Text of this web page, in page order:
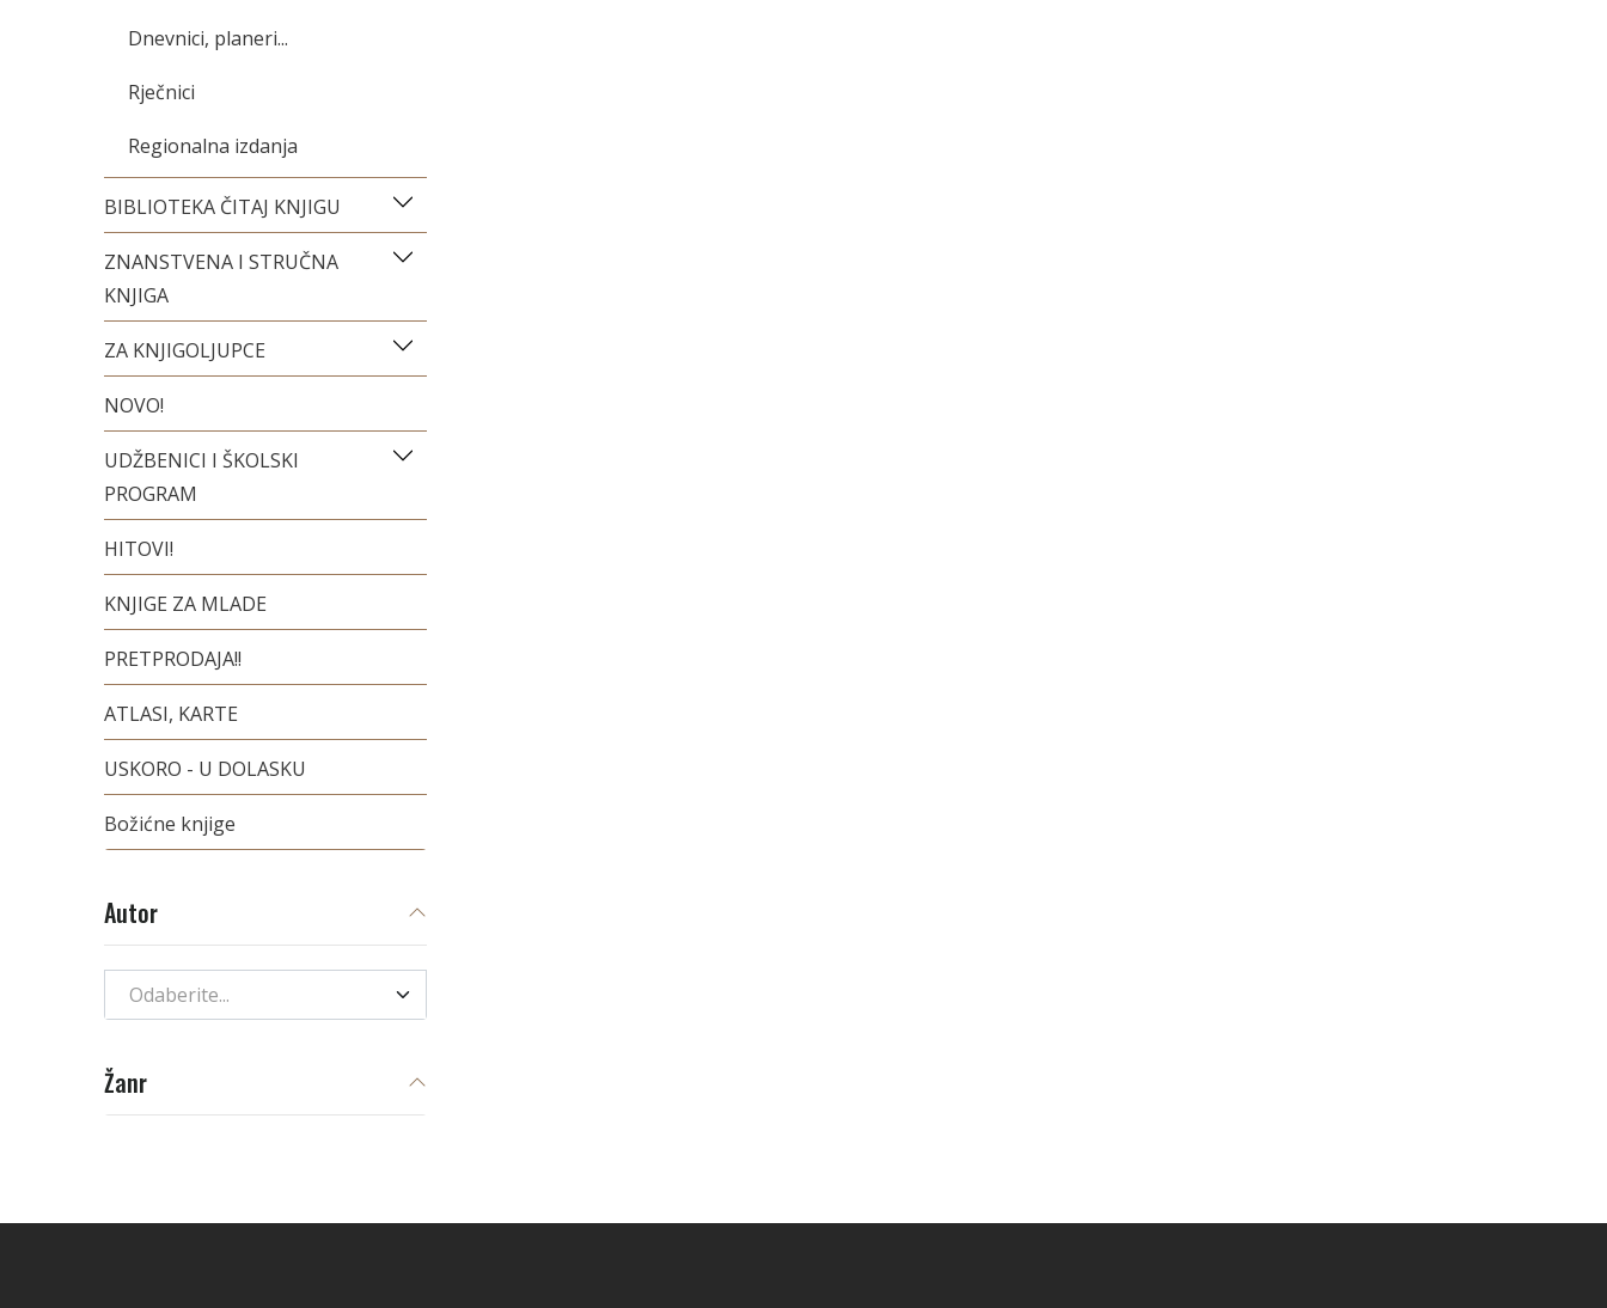
Dnevnici, planeri...
Rječnici
Regionalna izdanja
BIBLIOTEKA ČITAJ KNJIGU
ZNANSTVENA I STRUČNA
KNJIGA
ZA KNJIGOLJUPCE
NOVO!
UDŽBENICI I ŠKOLSKI
PROGRAM
HITOVI!
KNJIGE ZA MLADE
PRETPRODAJA!!
ATLASI, KARTE
USKORO - U DOLASKU
Božićne knjige
Autor
Odaberite...
Žanr